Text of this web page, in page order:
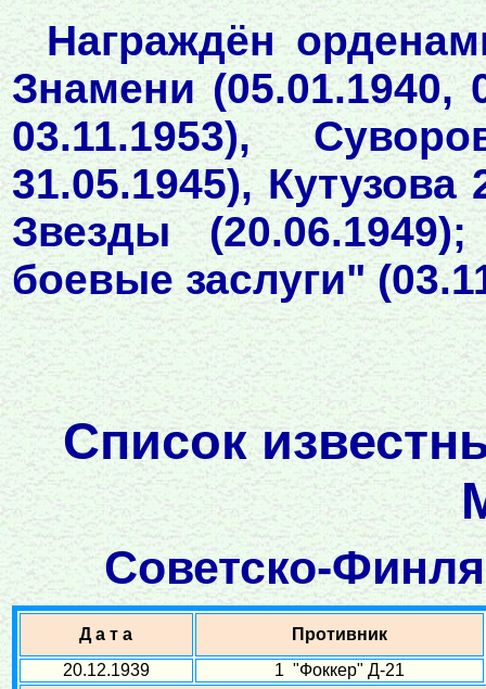
Награждён
Знамени (05.01.1940,
03.11.1953),
31.05.1945),
Звезды
боевые заслуги"
Список
Советско-
Д а т а
Противник
20.12.1939
1 "Фоккер" Д-21